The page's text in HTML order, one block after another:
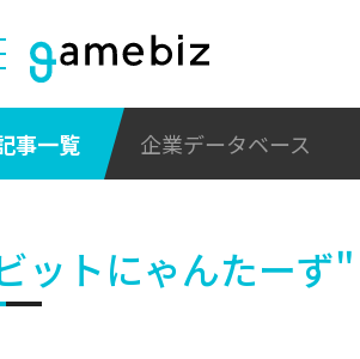
事一覧 企業データベース
ットにゃんたーず"